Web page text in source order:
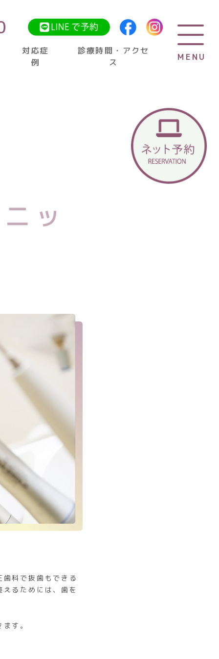
対応症
例
診療時間・アクセ
ス
MENU
MENU
っ歯）
受け口）
（歯の数が足りない）
シー
ッ
科で抜歯もできる
るためには、歯を
す。